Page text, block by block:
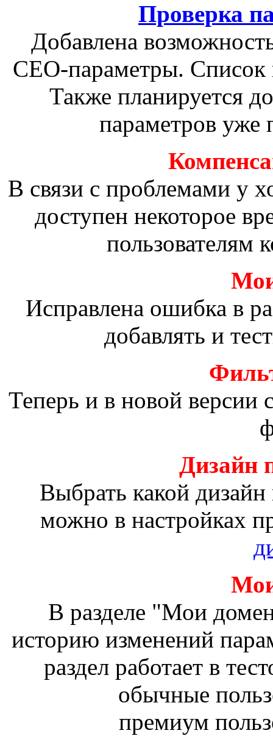
Проверка
Добавлена
СЕО-параметры. Список
Также планируется
параметров уже
В связи с проблемами у
доступен некоторое
пользователям
Исправлена ошибка в
добавлять и
Теперь и в новой
Дизайн
Выбрать какой
можно в настройках
В разделе "Мои
историю изменений
раздел работает в
обычные
премиум